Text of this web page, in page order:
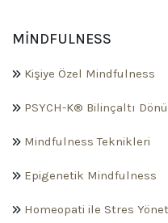
MINDFULNESS
Kişiye Özel Mindfulness
PSYCH-K® Bilinçaltı
Mindfulness Teknikleri
Epigenetik Mindfulness
Homeopati ile Stres